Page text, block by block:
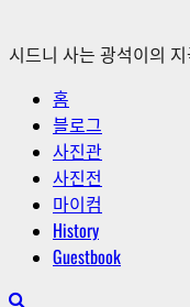
시드니 사는 광석이의
홈
블로그
사진관
사진전
마이컴
History
Guestbook